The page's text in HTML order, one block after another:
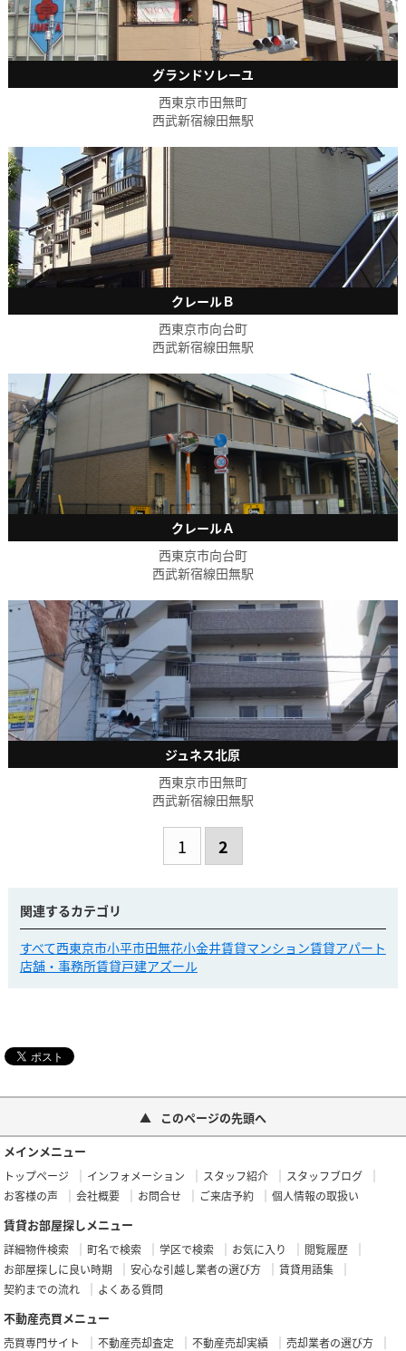
グランドソレーユ
西東京市田無町
西武新宿線田無駅
クレールＢ
西東京市向台町
西武新宿線田無駅
クレールＡ
西東京市向台町
西武新宿線田無駅
ジュネス北原
西東京市田無町
西武新宿線田無駅
1 2
関連するカテゴリ
すべて西東京市小平市田無花小金井賃貸マンション賃貸アパート
店舗・事務所賃貸戸建アズール
このページの先頭へ
メインメニュー
トップページ インフォメーション スタッフ紹介
スタッフブログ
お客様の声
会社概要 お問合せ ご来店予約 個人情報の取扱い
賃貸お部屋探しメニュー
詳細物件検索 町名で検索 学区で検索 お気に入り
閲覧履歴
お部屋探しに良い時期
安心な引越し業者の選び方
賃貸用語集
契約までの流れ
よくある質問
不動産売買メニュー
売買専門サイト 不動産売却査定 不動産売却実績 売却業者の選び方